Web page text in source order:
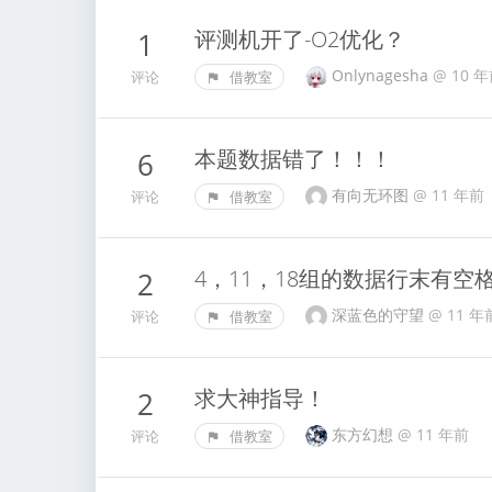
1
评论
评测机开了-O2优化？
借教室 Onlynagesha @ 10
6
评论
本题数据错了！！！
借教室 有向无环图 @ 11 年前
2
评论
4，11，18组的数据行末有空
借教室 深蓝色的守望 @ 11 年
2
评论
求大神指导！
借教室 东方幻想 @ 11 年前